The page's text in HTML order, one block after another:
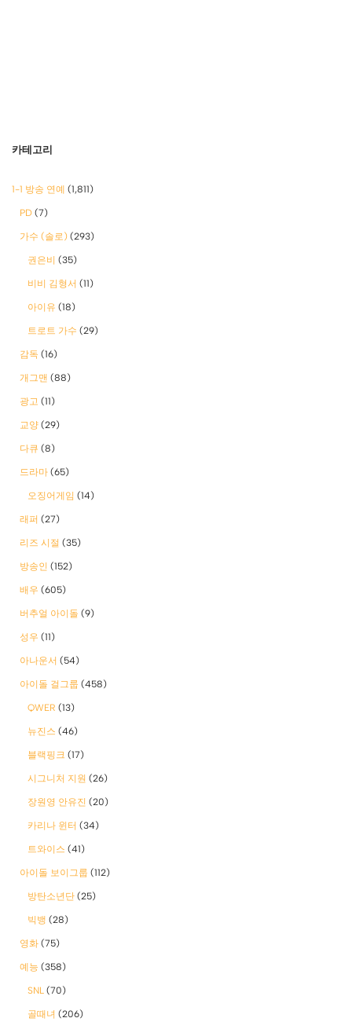
카테고리
1-1 방송 연예 (1,811)
PD (7)
가수 (솔로) (293)
권은비 (35)
비비 김형서 (11)
아이유 (18)
트로트 가수 (29)
감독 (16)
개그맨 (88)
광고 (11)
교양 (29)
다큐 (8)
드라마 (65)
오징어게임 (14)
래퍼 (27)
리즈 시절 (35)
방송인 (152)
배우 (605)
버추얼 아이돌 (9)
성우 (11)
아나운서 (54)
아이돌 걸그룹 (458)
QWER (13)
뉴진스 (46)
블랙핑크 (17)
시그니처 지원 (26)
장원영 안유진 (20)
카리나 윈터 (34)
트와이스 (41)
아이돌 보이그룹 (112)
방탄소년단 (25)
빅뱅 (28)
영화 (75)
예능 (358)
SNL (70)
골때녀 (206)